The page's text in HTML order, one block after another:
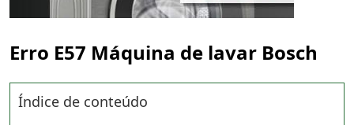
Erro E57 Máquina de lavar Bosch
Índice de conteúdo